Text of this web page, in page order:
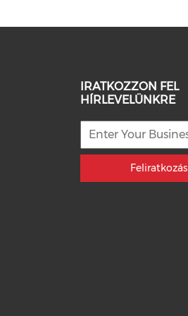
IRATKOZZON FEL
HÍRLEVELÜNKRE
Feliratkozás